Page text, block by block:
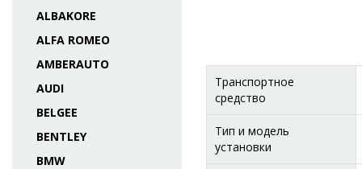
ALBAKORE
ALFA ROMEO
AMBERAUTO
AUDI
BELGEE
BENTLEY
BMW
Транспортное
средство
Тип и модель
установки